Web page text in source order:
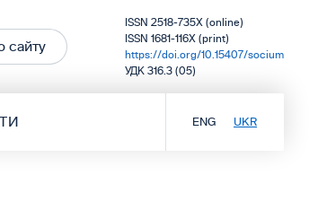
сайту
ISSN 2518-735X (online)
ISSN 1681-116X (print)
https://doi.org/10.15407/socium
УДК 316.3 (05)
ENG UKR